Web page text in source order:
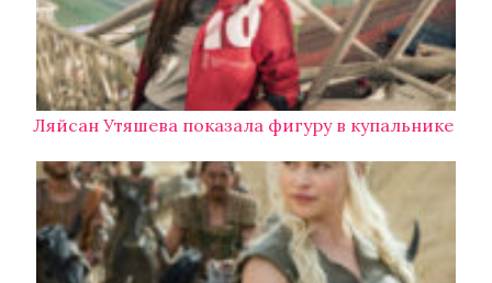
Ляйсан Утяшева показала фигуру в купальнике